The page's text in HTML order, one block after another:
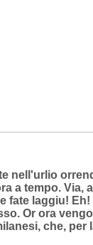
nell'urlio
a tempo. Via,
fate laggiu!
Or ora
che, per